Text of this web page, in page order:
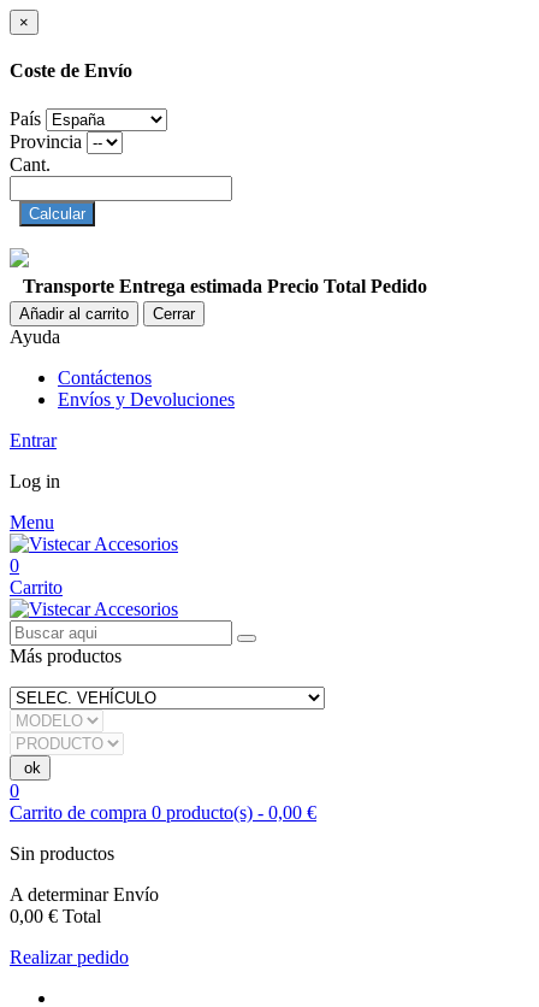
×
Coste de Envío
País
Provincia
Cant.
Calcular
Transporte Entrega estimada Precio Total Pedido
Añadir al carrito Cerrar
Ayuda
Contáctenos
Envíos y Devoluciones
Entrar
Log in
Menu
0
Carrito
Más productos
0
Carrito de compra 0 producto(s) - 0,00 €
Sin productos
A determinarEnvío
0,00 € Total
Realizar pedido